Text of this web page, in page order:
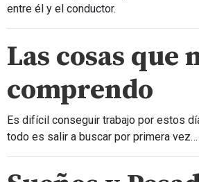
entre él y el conductor.
Las cosas que
comprendo
Es difícil conseguir trabajo por estos
todo es salir a buscar por primera vez…